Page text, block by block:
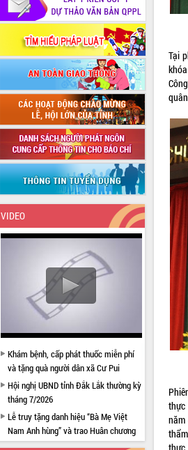
VIDEO
Khám bệnh, cấp phát thuốc miễn phí
và tặng quà người dân xã Cư Pui
Hội nghị UBND tỉnh Đắk Lắk thường kỳ
tháng 7/2026
Lễ truy tặng danh hiệu “Bà Mẹ Việt
Nam Anh hùng” và trao Huân chương
Lao động
Tại
thực